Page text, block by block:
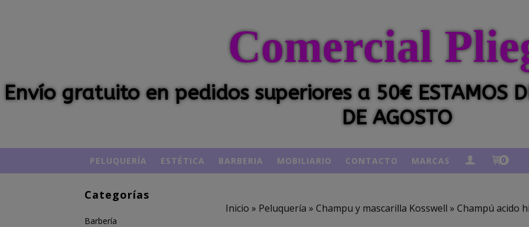
Comercial
Envío gratuito en pedidos superiores a 50€ ESTAMOS
DE AGOSTO
PELUQUERÍA ESTÉTICA BARBERIA MOBILIARIO CONTACTO MARCAS 0
Categorías
Barbería
Inicio » Peluquería » Champu y mascarilla Kosswell » Champú acido